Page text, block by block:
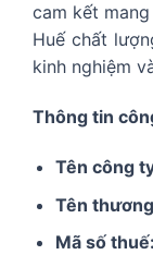
cam kết
Huế chất
kinh nghiệm
Thông tin
Tên công
Tên
Mã số thuế: